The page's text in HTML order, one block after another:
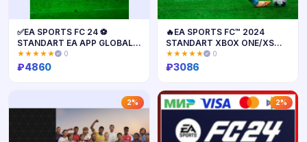
✅EA SPORTS FC 24 ⚽
STANDART EA APP GLOBAL
КЛЮЧ🚀
★★★★★ 0
₽4860
Купить
🔥EA SPORTS FC™ 2024
STANDART XBOX ONE/XS
Активация🎁
★★★★★ 0
₽3086
2% 2%